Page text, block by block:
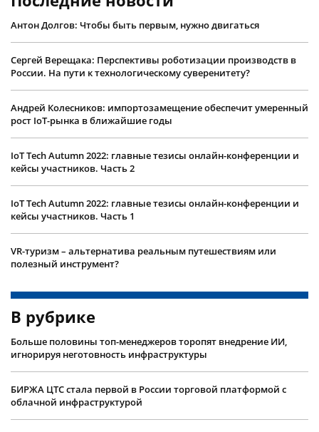
Антон Долгов: Чтобы быть первым, нужно двигаться
Сергей Верещака: Перспективы роботизации производств в
России. На пути к технологическому суверенитету?
Андрей Колесников: импортозамещение обеспечит умеренный
рост IoT-рынка в ближайшие годы
IoT Tech Autumn 2022: главные тезисы онлайн-конференции и
кейсы участников. Часть 2
IoT Tech Autumn 2022: главные тезисы онлайн-конференции и
кейсы участников. Часть 1
VR-туризм – альтернатива реальным путешествиям или
полезный инструмент?
В рубрике
Больше половины топ-менеджеров торопят внедрение ИИ,
игнорируя неготовность инфраструктуры
БИРЖА ЦТС стала первой в России торговой платформой с
облачной инфраструктурой